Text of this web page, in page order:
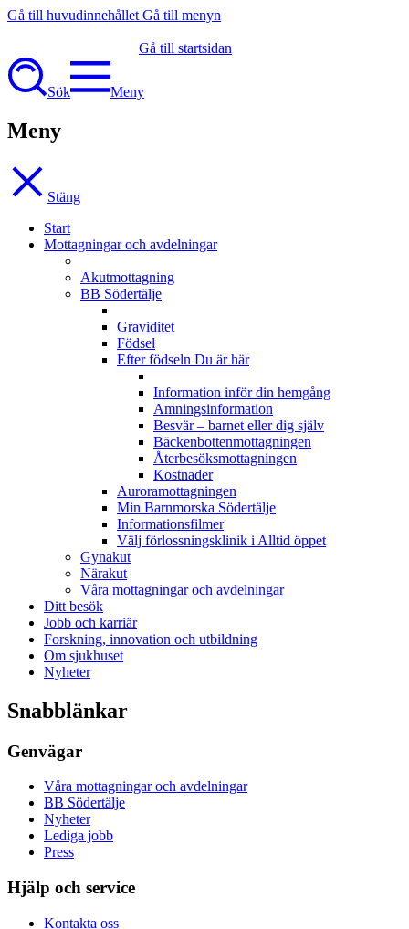
Gå till huvudinnehållet Gå till menyn
Gå till startsidan
Sök Meny
Meny
Stäng
Start
Mottagningar och avdelningar
Akutmottagning
BB Södertälje
Graviditet
Födsel
Efter födseln Du är här
Information inför din hemgång
Amningsinformation
Besvär – barnet eller dig själv
Bäckenbottenmottagningen
Återbesöksmottagningen
Kostnader
Auroramottagningen
Min Barnmorska Södertälje
Informationsfilmer
Välj förlossningsklinik i Alltid öppet
Gynakut
Närakut
Våra mottagningar och avdelningar
Ditt besök
Jobb och karriär
Forskning, innovation och utbildning
Om sjukhuset
Nyheter
Snabblänkar
Genvägar
Våra mottagningar och avdelningar
BB Södertälje
Nyheter
Lediga jobb
Press
Hjälp och service
Kontakta oss